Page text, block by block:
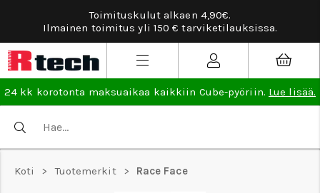
Toimituskulut alkaen 4,90€.
Ilmainen toimitus yli 150 € tarviketilauksissa.
24 kk korotonta maksuaikaa kaikkiin Cube-pyöriin. Lue lisää.
Koti > Tuotemerkit > Race Face